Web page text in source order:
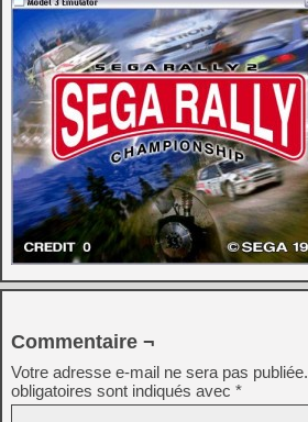
Commentaire ¬
Votre adresse e-mail ne sera pas publiée.
obligatoires sont indiqués avec *